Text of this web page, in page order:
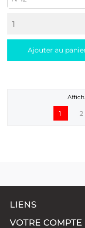
Ajouter au
1 2
LIENS
VOTRE COMPTE